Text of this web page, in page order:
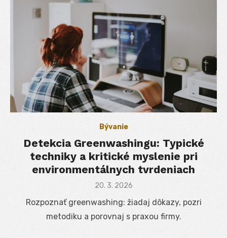
Bývanie
Detekcia Greenwashingu: Typické
techniky a kritické myslenie pri
environmentálnych tvrdeniach
Posted
20. 3. 2026
Rozpoznať greenwashing: žiadaj dôkazy, pozri
metodiku a porovnaj s praxou firmy.